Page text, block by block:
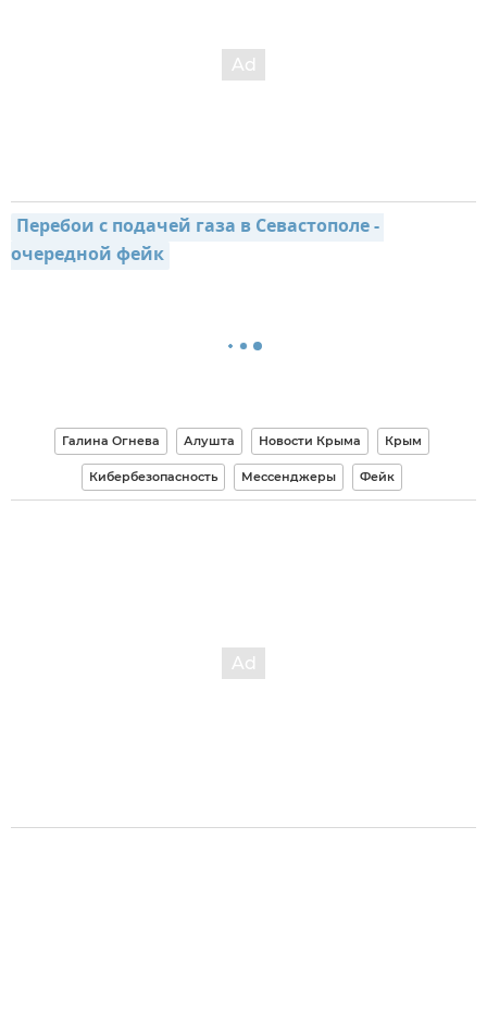
Перебои с подачей газа в Севастополе -
очередной фейк
Галина Огнева Алушта Новости Крыма Крым
Кибербезопасность Мессенджеры Фейк